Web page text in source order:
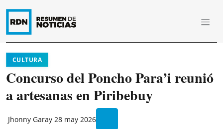
CULTURA
Concurso del Poncho Para’i reunió
a artesanas en Piribebuy
Jhonny Garay 28 may 2026